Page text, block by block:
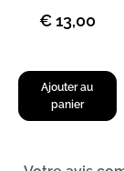
€13,00
Ajouter au
panier